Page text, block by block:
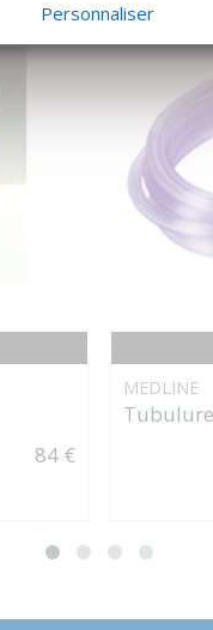
84 €
MEDLINE
Personnaliser